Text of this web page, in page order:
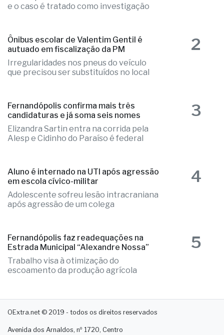
e o caso é tratado como investigação
Ônibus escolar de Valentim Gentil é
autuado em fiscalização da PM
Irregularidades nos pneus do veículo
que precisou ser substituídos no local
2
Fernandópolis confirma mais três
candidaturas e já soma seis nomes
Elizandra Sartin entra na corrida pela
Alesp e Cidinho do Paraíso é federal
3
Aluno é internado na UTI após agressão
em escola cívico-militar
Adolescente sofreu lesão intracraniana
após agressão de um colega
4
Fernandópolis faz readequações na
Estrada Municipal “Alexandre Nossa”
Trabalho visa à otimização do
escoamento da produção agrícola
5
OExtra.net © 2019 - todos os direitos reservados
Avenida dos Arnaldos, nº 1720, Centro